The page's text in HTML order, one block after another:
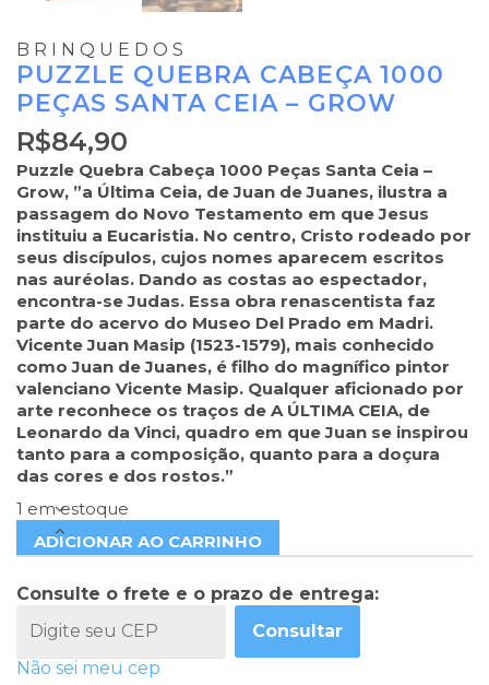
BRINQUEDOS
PUZZLE QUEBRA CABEÇA 1000
PEÇAS SANTA CEIA – GROW
R$84,90
Puzzle Quebra Cabeça 1000 Peças Santa Ceia –
Grow, ”a Última Ceia, de Juan de Juanes, ilustra a
passagem do Novo Testamento em que Jesus
instituiu a Eucaristia. No centro, Cristo rodeado por
seus discípulos, cujos nomes aparecem escritos
nas auréolas. Dando as costas ao espectador,
encontra-se Judas. Essa obra renascentista faz
parte do acervo do Museo Del Prado em Madri.
Vicente Juan Masip (1523-1579), mais conhecido
como Juan de Juanes, é filho do magnífico pintor
valenciano Vicente Masip. Qualquer aficionado por
arte reconhece os traços de A ÚLTIMA CEIA, de
Leonardo da Vinci, quadro em que Juan se inspirou
tanto para a composição, quanto para a doçura
das cores e dos rostos.”
1 em estoque
ADICIONAR AO CARRINHO
Consulte o frete e o prazo de entrega:
Consultar
Não sei meu cep